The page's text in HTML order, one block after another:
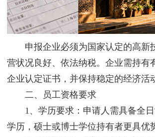
申报企业必须为国家认定的高新
营状况良好、依法纳税。企业需持有
企业认定证书，并保持稳定的经济活
二、员工资格要求
1、学历要求：申请人需具备全日
学历，硕士或博士学位持有者更具优